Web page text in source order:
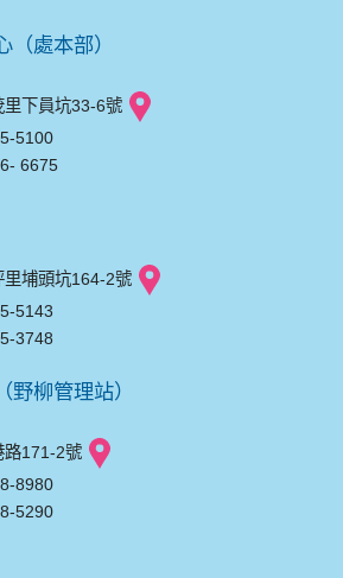
（處本部）
下員坑33-6號
5100
6675
埔頭坑164-2號
5143
3748
野柳管理站）
路171-2號
8980
5290